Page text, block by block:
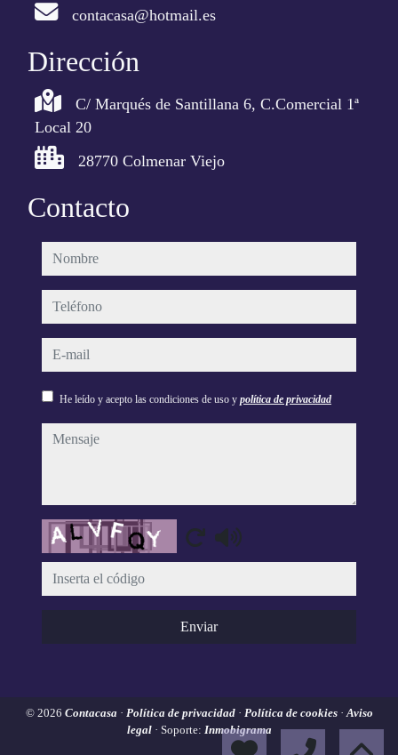
contacasa@hotmail.es
Dirección
C/ Marqués de Santillana 6, C.Comercial 1ª
Local 20
28770 Colmenar Viejo
Contacto
nombre
teléfono
e-mail
He leído y acepto las condiciones de uso y política de privacidad
mensaje
Captcha
Enviar
© 2026 Contacasa · Política de privacidad · Política de cookies ·Aviso
legal · Soporte: Inmobigrama